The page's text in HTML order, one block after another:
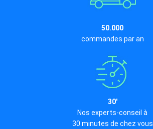
50.000
commandes par an
30'
Nos experts-conseil à
30 minutes de chez vous